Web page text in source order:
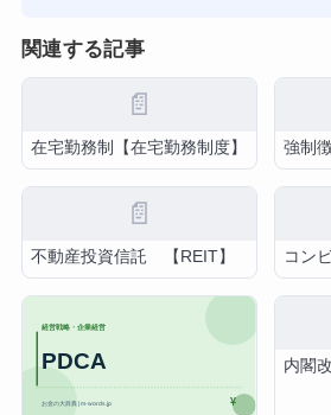
関連する記事
📄
在宅勤務制【在宅勤務制度】 強制
📄
不動産投資信託 【REIT】 コン
内閣